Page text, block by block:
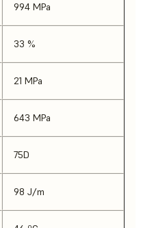
994 MPa
33 %
21 MPa
643 MPa
75D
98 J/m